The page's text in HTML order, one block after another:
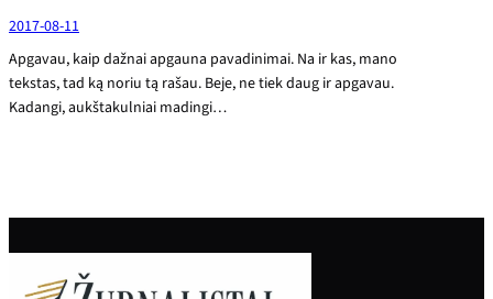
2017-08-11
Apgavau, kaip dažnai apgauna pavadinimai. Na ir kas, mano
tekstas, tad ką noriu tą rašau. Beje, ne tiek daug ir apgavau.
Kadangi, aukštakulniai madingi…